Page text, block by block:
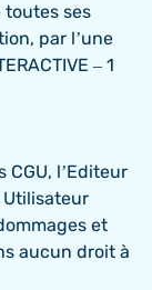
toutes ses
par l’une
– 1
l’Editeur
Utilisateur
et
aucun droit à